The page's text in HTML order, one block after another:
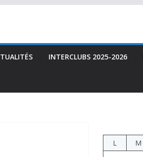
INTERCLUBS 2025-2026
L
M